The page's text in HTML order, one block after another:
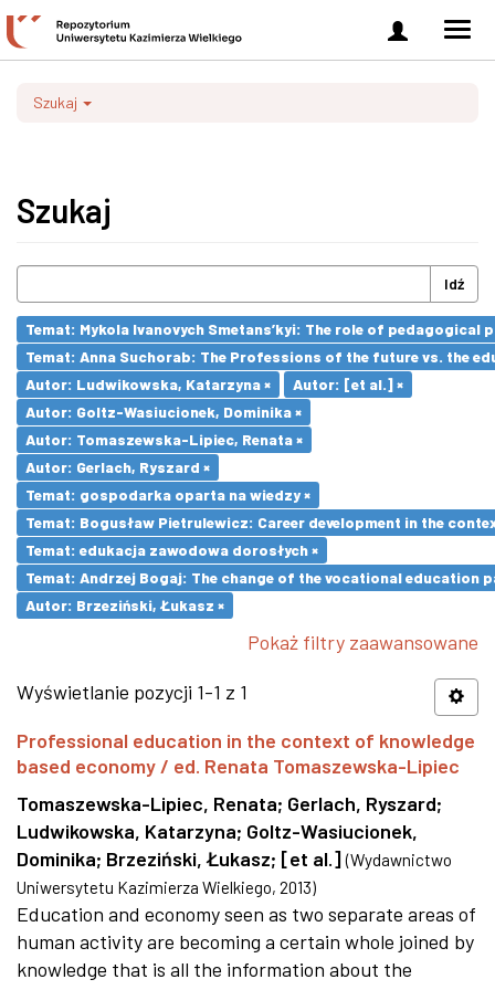
Zaloguj
się
Szukaj
Szukaj
Idź
Temat: Mykola Ivanovych Smetans’kyi: The role of
Temat: Anna Suchorab: The Professions of the future vs. the
Autor: Ludwikowska, Katarzyna ×
Autor: [et al.] ×
Autor: Goltz-Wasiucionek, Dominika ×
Autor: Tomaszewska-Lipiec, Renata ×
Autor: Gerlach, Ryszard ×
Temat: gospodarka oparta na wiedzy ×
Temat: Bogusław Pietrulewicz: Career development in the
Temat: edukacja zawodowa dorosłych ×
Temat: Andrzej Bogaj: The change of the vocational education
Autor: Brzeziński, Łukasz ×
Pokaż filtry zaawansowane
Wyświetlanie pozycji 1-1 z 1
Professional education in the context of knowledge
based economy / ed. Renata Tomaszewska-Lipiec
Tomaszewska-Lipiec, Renata; Gerlach, Ryszard;
Ludwikowska, Katarzyna; Goltz-Wasiucionek,
Dominika; Brzeziński, Łukasz; [et al.] (Wydawnictwo
Uniwersytetu Kazimierza Wielkiego, 2013)
Education and economy seen as two separate areas of
human activity are becoming a certain whole joined by
knowledge that is all the information about the